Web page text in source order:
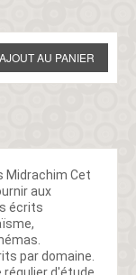
Midrachim Cet
aux
écrits
par domaine.